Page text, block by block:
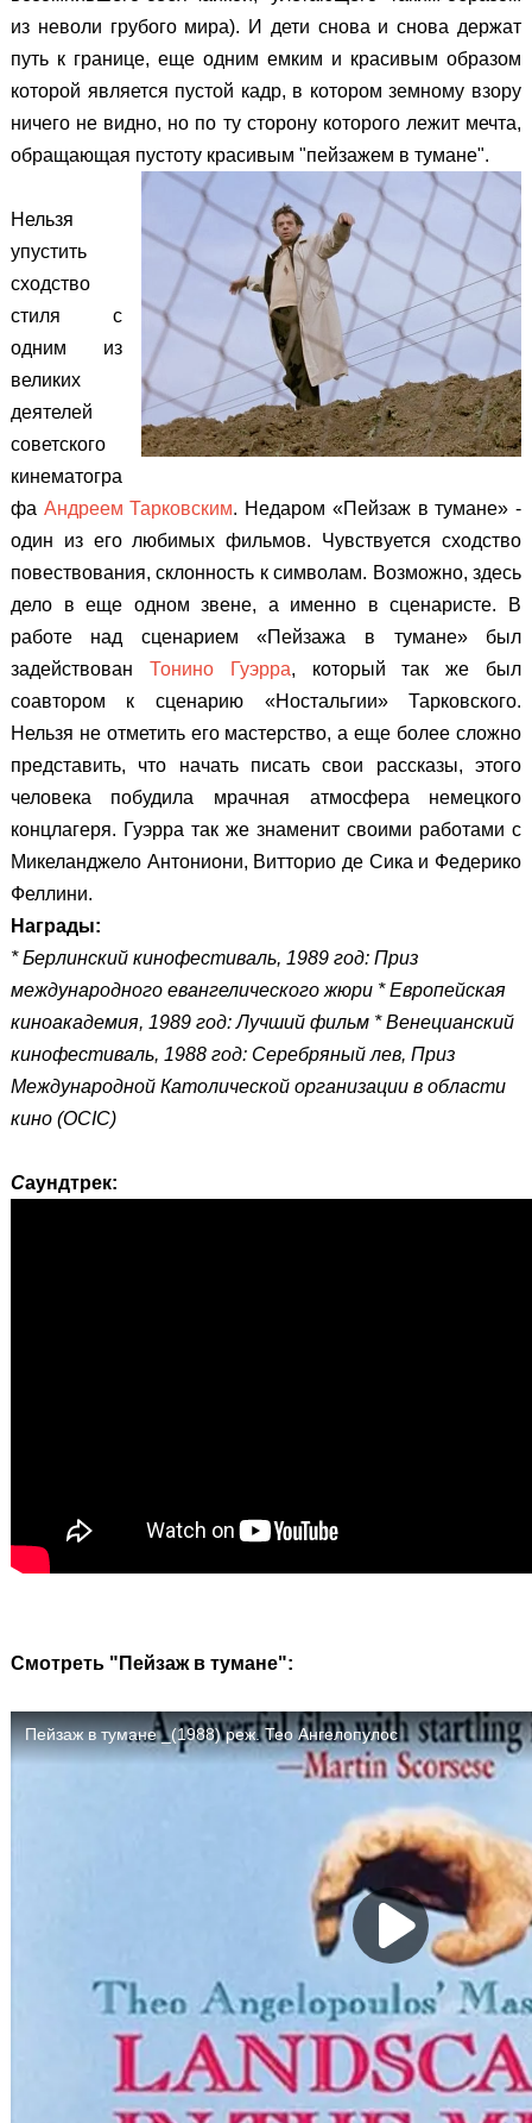
из неволи грубого мира). И дети снова и снова держат
путь к границе, еще одним емким и красивым образом
которой является пустой кадр, в котором земному взору
ничего не видно, но по ту сторону которого лежит мечта,
обращающая пустоту красивым "пейзажем в тумане".
Нельзя
упустить
сходство
стиля с
одним из
великих
деятелей
советского
кинематогра
фа Андреем Тарковским. Недаром «Пейзаж в тумане» -
один из его любимых фильмов. Чувствуется сходство
повествования, склонность к символам. Возможно, здесь
дело в еще одном звене, а именно в сценаристе. В
работе над сценарием «Пейзажа в тумане» был
задействован Тонино Гуэрра, который так же был
соавтором к сценарию «Ностальгии» Тарковского.
Нельзя не отметить его мастерство, а еще более сложно
представить, что начать писать свои рассказы, этого
человека побудила мрачная атмосфера немецкого
концлагеря. Гуэрра так же знаменит своими работами с
Микеланджело Антониони, Витторио де Сика и Федерико
Феллини.
Награды:
* Берлинский кинофестиваль, 1989 год: Приз
международного евангелического жюри * Европейская
киноакадемия, 1989 год: Лучший фильм * Венецианский
кинофестиваль, 1988 год: Серебряный лев, Приз
Международной Католической организации в области
кино (OCIC)
Саундтрек:
Смотреть "Пейзаж в тумане":